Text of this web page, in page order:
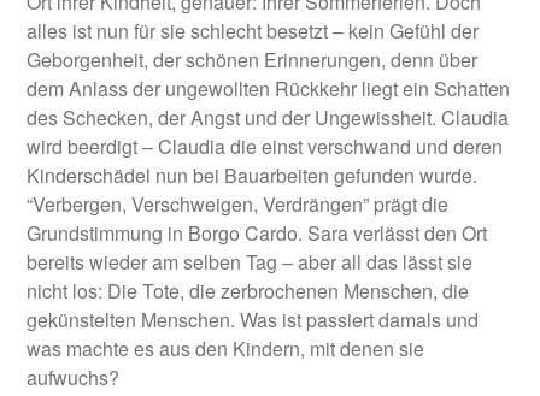
alles ist nun für sie schlecht besetzt – kein Gefühl der
Geborgenheit, der schönen Erinnerungen, denn über
dem Anlass der ungewollten Rückkehr liegt ein Schatten
des Schecken, der Angst und der Ungewissheit. Claudia
wird beerdigt – Claudia die einst verschwand und deren
Kinderschädel nun bei Bauarbeiten gefunden wurde.
“Verbergen, Verschweigen, Verdrängen” prägt die
Grundstimmung in Borgo Cardo. Sara verlässt den Ort
bereits wieder am selben Tag – aber all das lässt sie
nicht los: Die Tote, die zerbrochenen Menschen, die
gekünstelten Menschen. Was ist passiert damals und
was machte es aus den Kindern, mit denen sie
aufwuchs?